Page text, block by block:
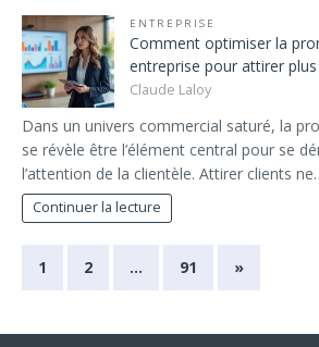
ENTREPRISE
Comment optimiser la
entreprise pour attirer
Claude Laloy
Dans un univers commercial saturé, la
se révèle être l’élément central pour se
l’attention de la clientèle. Attirer clients
Continuer la lecture
1 2 … 91 »